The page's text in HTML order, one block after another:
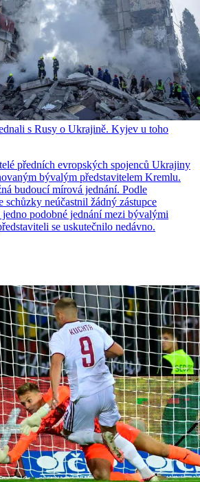
s Rusy o Ukrajině. Kyjev u toho
předních evropských spojenců Ukrajiny
bývalým představitelem Kremlu.
budoucí mírová jednání. Podle
schůzky neúčastnil žádný zástupce
podobné jednání mezi bývalými
se uskutečnilo nedávno.